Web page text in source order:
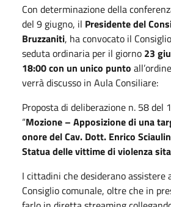
Con determinazione della
del 9 giugno, il Presidente del
Bruzzaniti, ha convocato il
seduta ordinaria per il giorno 23
18:00con un unico punto
verrà discusso in Aula Consiliare:
Proposta di deliberazione n. 58
“Mozione – Apposizione di una
onore del Cav. Dott. Enrico
Statua delle vittime di violenza
I cittadini che desiderano assistere
Consiglio comunale, oltre che in